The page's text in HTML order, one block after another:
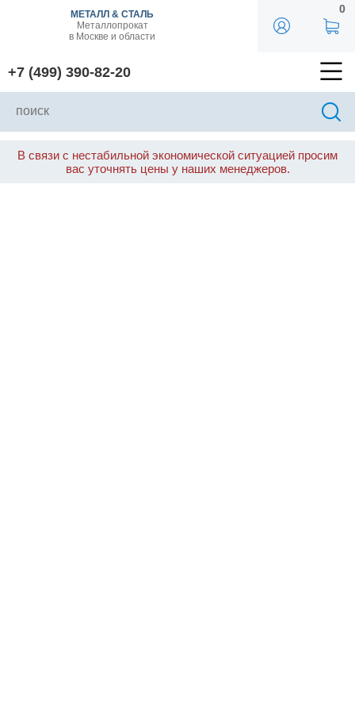
МЕТАЛЛ & СТАЛЬ
Металлопрокат
в Москве и области
+7 (499) 390-82-20
0
В связи с нестабильной экономической ситуацией просим
вас уточнять цены у наших менеджеров.